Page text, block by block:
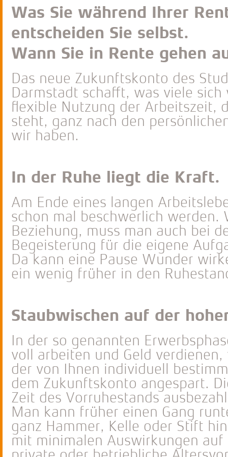
Was Sie während Ihrer
entscheiden Sie selbst.
Wann Sie in Rente gehen
Das neue Zukunftskonto des
Darmstadt schafft, was viele sich
flexible Nutzung der Arbeitszeit,
steht, ganz nach den
wir haben.
In der Ruhe liegt die Kraft.
Am Ende eines langen
schon mal beschwerlich werden.
Beziehung, muss man auch bei
Begeisterung für die eigene
Da kann eine Pause Wunder
ein wenig früher in den
Staubwischen auf der
In der so genannten
voll arbeiten und Geld
der von Ihnen individuell
dem Zukunftskonto angespart.
Zeit des Vorruhestands
Man kann früher einen Gang
ganz Hammer, Kelle oder Stift
mit minimalen Auswirkungen auf